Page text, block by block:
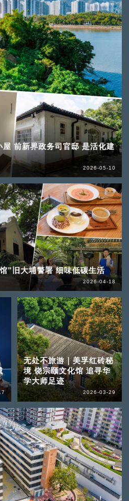
前新界政务司官邸 是活化建
2026-05-10
”旧大埔警署 细味低碳生活
2026-04-18
无处不旅游｜美孚红砖秘
境 饶宗颐文化馆 追寻华
学大师足迹
2026-03-29